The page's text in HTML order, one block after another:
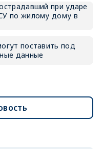
при ударе
по жилому дому в
поставить под
данные